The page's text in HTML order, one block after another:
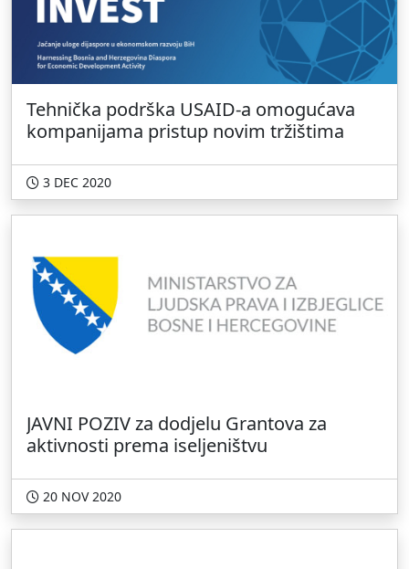
Tehnička podrška USAID-a omogućava
kompanijama pristup novim tržištima
3 DEC 2020
JAVNI POZIV za dodjelu Grantova za
aktivnosti prema iseljeništvu
20 NOV 2020